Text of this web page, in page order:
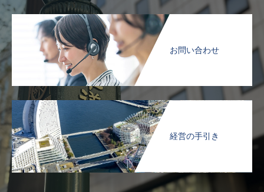
お問い合わせ
経営の手引き